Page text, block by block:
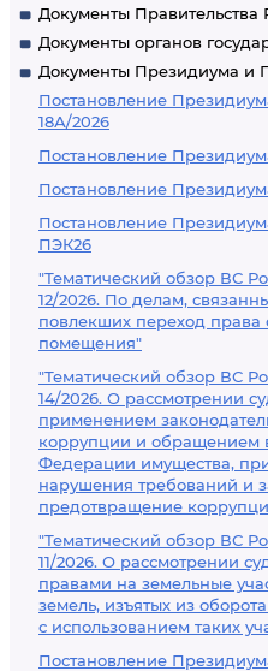
Документы
Документы органов
Документы Президиума и
Постановление
18А/2026
Постановление
Постановление
Постановление
ПЭК26
"Тематический обзор ВС
12/2026. По делам,
повлекших переход права
помещения"
"Тематический обзор ВС
14/2026. О рассмотрении
применением
коррупции и обращением
Федерации имущества,
нарушения требований и
предотвращение
"Тематический обзор ВС
11/2026. О рассмотрении
правами на земельные
земель, изъятых из
с использованием таких
Постановление